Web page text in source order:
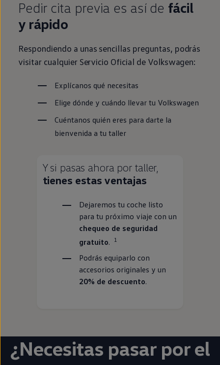
Pedir cita previa es así de fácil
y rápido
Respondiendo a unas sencillas preguntas, podrás
visitar cualquier Servicio Oficial de Volkswagen:
Explícanos qué necesitas
Elige dónde y cuándo llevar tu Volkswagen
Cuéntanos quién eres para darte la
bienvenida a tu taller
Y si pasas ahora por taller,
tienes estas ventajas
Dejaremos tu coche listo
para tu próximo viaje con un
chequeo de seguridad
gratuito.⁠ 1
Podrás equiparlo con
accesorios originales y un
20% de descuento.
¿Necesitas pasar por el